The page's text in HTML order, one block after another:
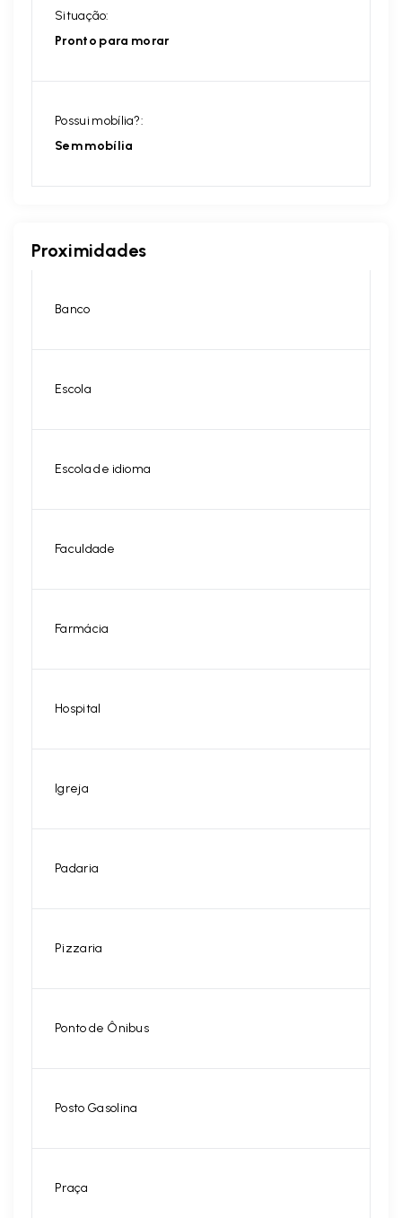
Situação:
Pronto para morar
Possui mobília?:
Sem mobília
Proximidades
Banco
Escola
Escola de idioma
Faculdade
Farmácia
Hospital
Igreja
Padaria
Pizzaria
Ponto de Ônibus
Posto Gasolina
Praça